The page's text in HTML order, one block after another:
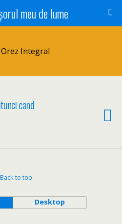
meu de lume
Orez Integral
cand
Back to top
Desktop